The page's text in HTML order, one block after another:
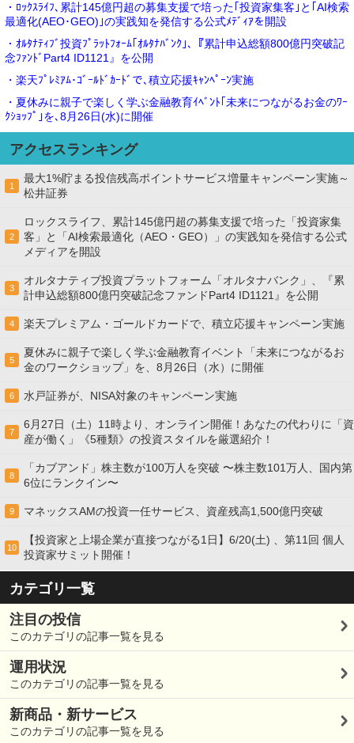
・ﾛｯｸｽﾗｲﾌ､累計145億円超の募集支援で培った｢投資家集客｣と｢AI検索
最適化(AEO･GEO)｣の実践知を発信する公式ﾒﾃﾞｨｱを開設
・ｵﾙﾀﾅﾃｨﾌﾞ投資ﾌﾟﾗｯﾄﾌｫｰﾑ｢ｵﾙﾀﾅﾊﾞﾝｸ｣､『累計申込総額800億円突破記
念ﾌｧﾝﾄﾞPart4 ID1121』を公開
・楽天ﾌﾟﾚﾐｱﾑ･ｺﾞｰﾙﾄﾞｶｰﾄﾞで､積立応援ｷｬﾝﾍﾟｰﾝ実施
・夏休みに親子で楽しく学ぶ金融教育ｲﾍﾞﾝﾄ｢未来につながるお金のﾜｰ
ｸｼｮｯﾌﾟ｣を､8月26日(水)に開催
アクセスランキング
1
最大1%貯まる投信残高ポイントサービス増量キャンペーン実施～
松井証券
2
ロックスライフ、累計145億円超の募集支援で培った「投資家集
客」と「AI検索最適化（AEO・GEO）」の実践知を発信する公式
メディアを開設
3
オルタナティブ投資プラットフォーム「オルタナバンク」、『累
計申込総額800億円突破記念ファンドPart4 ID1121』を公開
4 楽天プレミアム・ゴールドカードで、積立応援キャンペーン実施
5
夏休みに親子で楽しく学ぶ金融教育イベント「未来につながるお
金のワークショップ」を、8月26日（水）に開催
6 水戸証券が、NISA対象のキャンペーン実施
7
6月27日（土）11時より、オンライン開催！あなたの代わりに「資
産が働く」《5種類》の投資スタイルを厳選紹介！
8
「カブアンド」株主数が100万人を突破 〜株主数101万人、国内第
6位にランクイン〜
9 マネックスAMの投資一任サービス、資産残高1,500億円突破
10
【投資家と上場企業が直接つながる1日】6/20(土) 、第11回 個人
投資家サミット開催！
カテゴリ一覧
注目の投信
このカテゴリの記事一覧を見る
運用状況
このカテゴリの記事一覧を見る
新商品・新サービス
このカテゴリの記事一覧を見る